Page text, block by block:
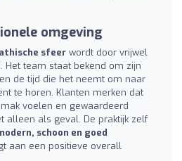
omgeving
sfeer wordt door vrijwel
Het team staat bekend om zijn
de tijd die het neemt om naar
te horen. Klanten merken dat
voelen en gewaardeerd
alleen als geval. De praktijk zelf
schoon en goed
aan een positieve overall